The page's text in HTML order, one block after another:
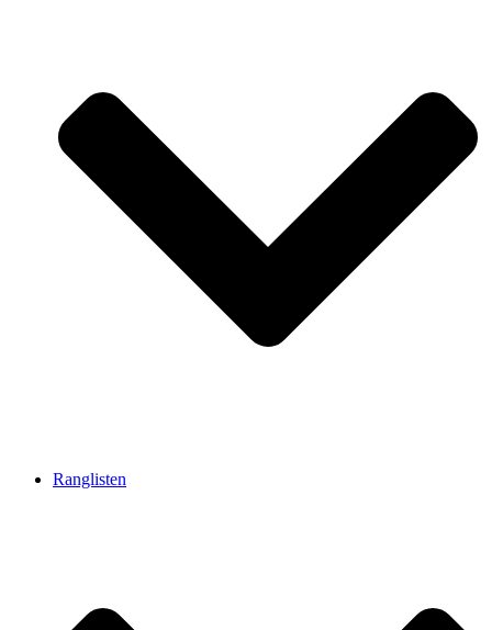
Ranglisten